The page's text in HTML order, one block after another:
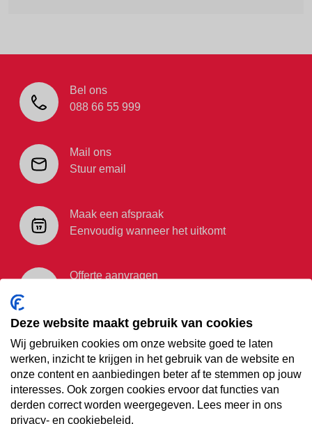
Bel ons
088 66 55 999
Mail ons
Stuur email
Maak een afspraak
Eenvoudig wanneer het uitkomt
Offerte aanvragen
€35,- korting op je
volgende vakantie
Deze website maakt gebruik van cookies
Wij gebruiken cookies om onze website goed te laten
werken, inzicht te krijgen in het gebruik van de website en
onze content en aanbiedingen beter af te stemmen op jouw
interesses. Ook zorgen cookies ervoor dat functies van
derden correct worden weergegeven. Lees meer in ons
privacy- en cookiebeleid.